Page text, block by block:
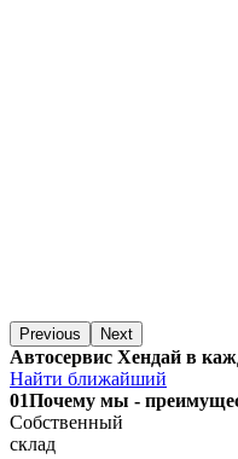
Previous Next
Автосервис Хендай в
Найти ближайший
01Почему мы -
Собственный
склад